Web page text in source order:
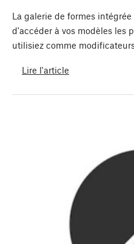
La galerie de formes
d'accéder à vos modèles les
utilisiez comme
Lire l'article